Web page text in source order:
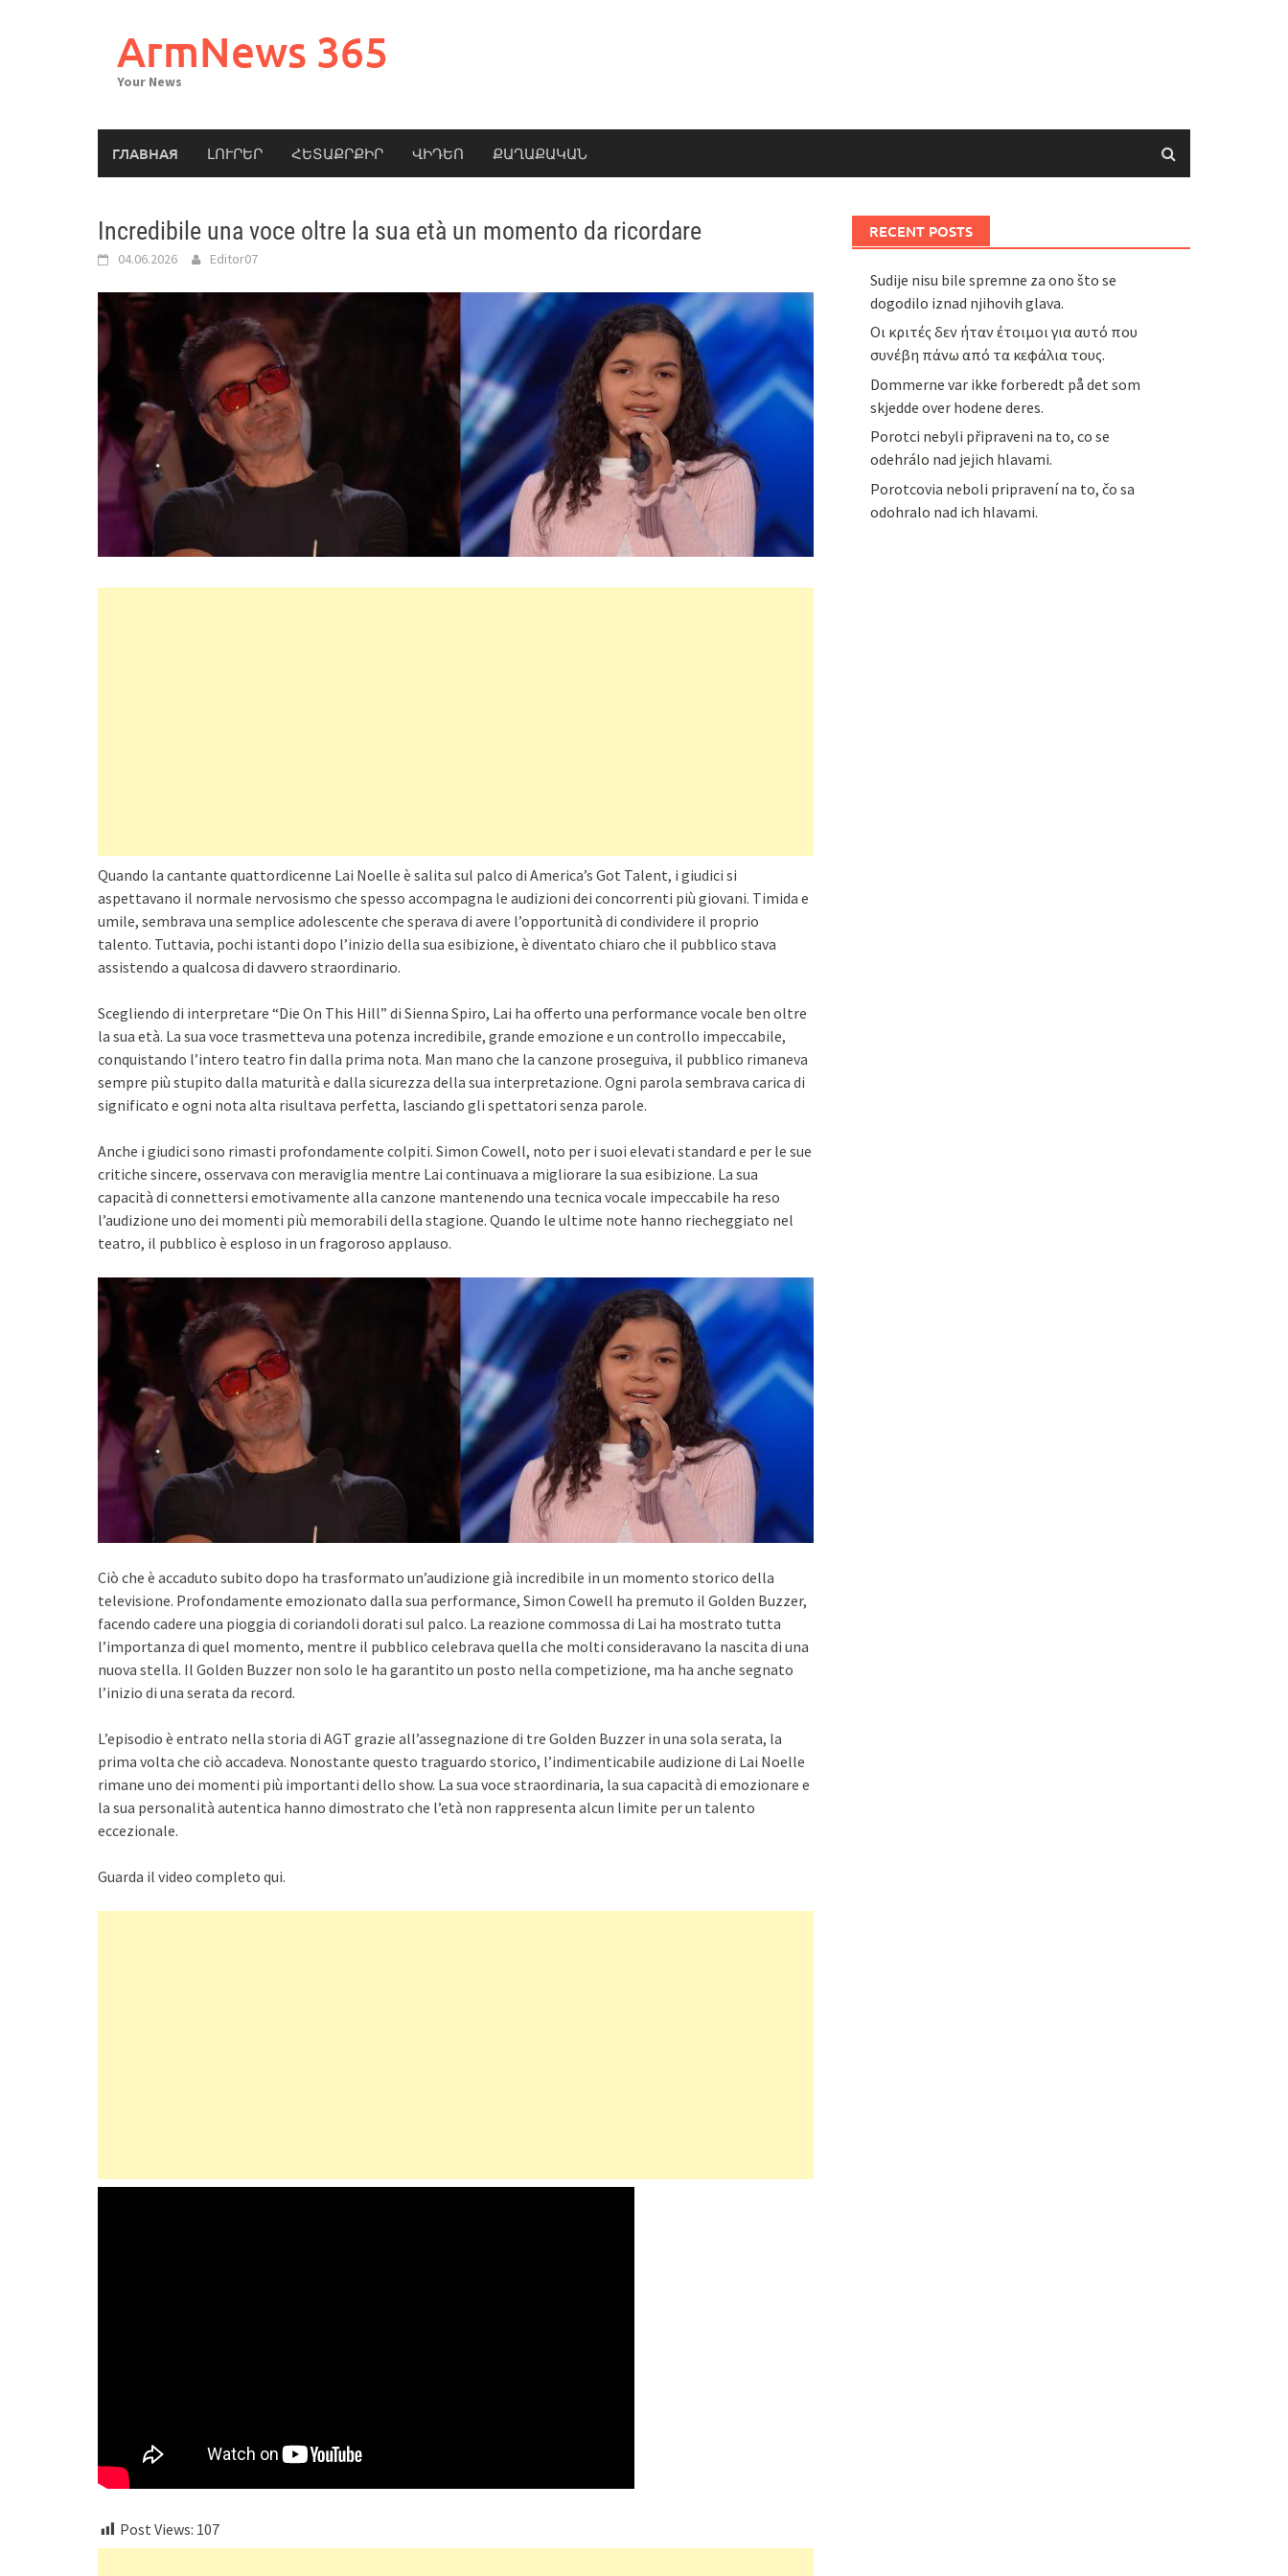
ArmNews 365
Your News
ГЛАВНАЯ ԼՈՒՐԵՐ ՀԵՏԱՔՐՔԻՐ ՎԻԴԵՈ ՔԱՂԱՔԱԿԱՆ
Incredibile una voce oltre la sua età un momento da ricordare
04.06.2026 Editor07
Quando la cantante quattordicenne Lai Noelle è salita sul palco di America’s Got Talent, i giudici si
aspettavano il normale nervosismo che spesso accompagna le audizioni dei concorrenti più giovani. Timida e
umile, sembrava una semplice adolescente che sperava di avere l’opportunità di condividere il proprio
talento. Tuttavia, pochi istanti dopo l’inizio della sua esibizione, è diventato chiaro che il pubblico stava
assistendo a qualcosa di davvero straordinario.
Scegliendo di interpretare “Die On This Hill” di Sienna Spiro, Lai ha offerto una performance vocale ben oltre
la sua età. La sua voce trasmetteva una potenza incredibile, grande emozione e un controllo impeccabile,
conquistando l’intero teatro fin dalla prima nota. Man mano che la canzone proseguiva, il pubblico rimaneva
sempre più stupito dalla maturità e dalla sicurezza della sua interpretazione. Ogni parola sembrava carica di
significato e ogni nota alta risultava perfetta, lasciando gli spettatori senza parole.
Anche i giudici sono rimasti profondamente colpiti. Simon Cowell, noto per i suoi elevati standard e per le sue
critiche sincere, osservava con meraviglia mentre Lai continuava a migliorare la sua esibizione. La sua
capacità di connettersi emotivamente alla canzone mantenendo una tecnica vocale impeccabile ha reso
l’audizione uno dei momenti più memorabili della stagione. Quando le ultime note hanno riecheggiato nel
teatro, il pubblico è esploso in un fragoroso applauso.
Ciò che è accaduto subito dopo ha trasformato un’audizione già incredibile in un momento storico della
televisione. Profondamente emozionato dalla sua performance, Simon Cowell ha premuto il Golden Buzzer,
facendo cadere una pioggia di coriandoli dorati sul palco. La reazione commossa di Lai ha mostrato tutta
l’importanza di quel momento, mentre il pubblico celebrava quella che molti consideravano la nascita di una
nuova stella. Il Golden Buzzer non solo le ha garantito un posto nella competizione, ma ha anche segnato
l’inizio di una serata da record.
L’episodio è entrato nella storia di AGT grazie all’assegnazione di tre Golden Buzzer in una sola serata, la
prima volta che ciò accadeva. Nonostante questo traguardo storico, l’indimenticabile audizione di Lai Noelle
rimane uno dei momenti più importanti dello show. La sua voce straordinaria, la sua capacità di emozionare e
la sua personalità autentica hanno dimostrato che l’età non rappresenta alcun limite per un talento
eccezionale.
Guarda il video completo qui.
Post Views: 107
RECENT POSTS
Sudije nisu bile spremne za ono što se
dogodilo iznad njihovih glava.
Οι κριτές δεν ήταν έτοιμοι για αυτό που
συνέβη πάνω από τα κεφάλια τους.
Dommerne var ikke forberedt på det som
skjedde over hodene deres.
Porotci nebyli připraveni na to, co se
odehrálo nad jejich hlavami.
Porotcovia neboli pripravení na to, čo sa
odohralo nad ich hlavami.